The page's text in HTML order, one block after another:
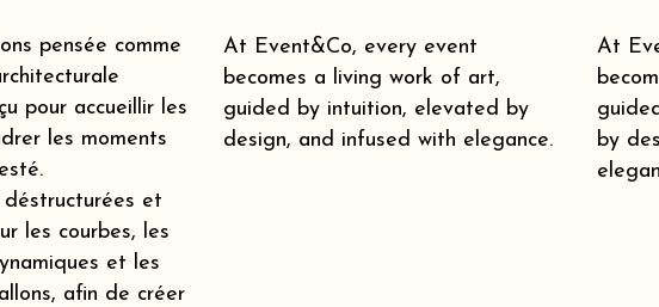
pensée comme
pour accueillir les
les moments
et
les courbes, les
et les
afin de créer
At Event&Co, every event
becomes a living work of art,
guided by intuition, elevated by
design, and infused with elegance.
At
by